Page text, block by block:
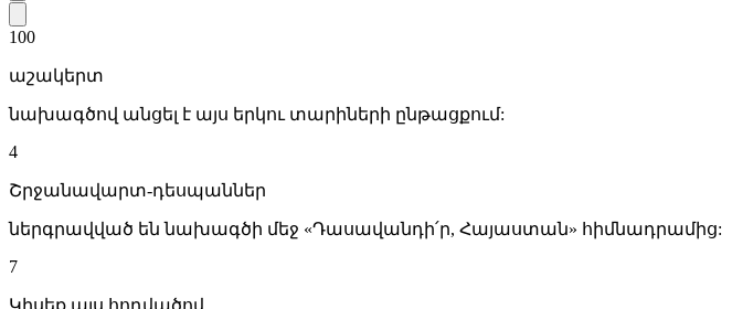
100
աշակերտ
նախագծով անցել է այս երկու տարիների ընթացքում:
4
Շրջանավարտ-դեսպաններ
ներգրավված են նախագծի մեջ «Դասավանդի՛ր, Հայաստան» հիմնադրամից:
7
Կի­սեք այս հոդ­վա­ծով